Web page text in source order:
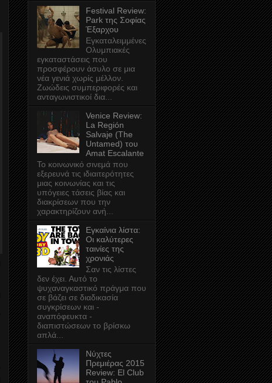
Festival Review:
Park της Σοφίας
Έξαρχου
Εγκαταλειμμένες
Ολυμπιακές
εγκαταστάσεις που
προσφέρουν άσυλο σε μια
νέα γενιά χωρίς μέλλον.
Ζωώδεις συμπεριφορές και
ανταγωνιστικοί δια...
Venice Review:
La Región
Salvaje (The
Untamed) του
Amat Escalante
Το κοινωνικό σινεμά που
εξερευνά τις ιδιαιτερότητες
μιας κοινωνίας και τις
υπόγειες τάσεις βίας και
διακρίσεων που την
χαρακτηρίζουν ανή...
Εγκαίνια λίστα:
Οι καλύτερες
ταινίες της
χρονιάς
Σαν τις λίστες
δεν έχει. Αυτό το
ψυχαναγκαστικό πράγμα που
σε βάζει σε διαδικασία
συγκρίσεων και -
αναπόφευκτα -
διαπιστώσεων το βρίσκω
απλά...
Νύχτες
Πρεμιέρας 2015
Review: El Club